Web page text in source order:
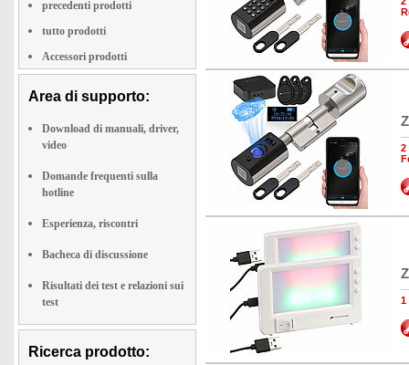
precedenti prodotti
tutto prodotti
Accessori prodotti
Area di supporto:
Download di manuali, driver,
video
Domande frequenti sulla
hotline
Esperienza, riscontri
Bacheca di discussione
Risultati dei test e relazioni sui
test
Ricerca prodotto:
2
1